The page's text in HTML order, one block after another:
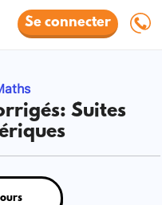
Se connecter
Suites